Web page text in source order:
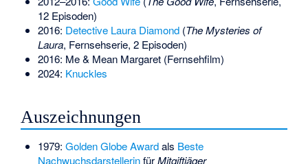
12 Episoden)
2016: Detective Laura Diamond(The Mysteries of
Laura, Fernsehserie, 2 Episoden)
2016: Me & Mean Margaret (Fernsehfilm)
2024: Knuckles
Auszeichnungen
1979: Golden Globe Awardals Beste
NachwuchsdarstellerinfürMitgiftjäger